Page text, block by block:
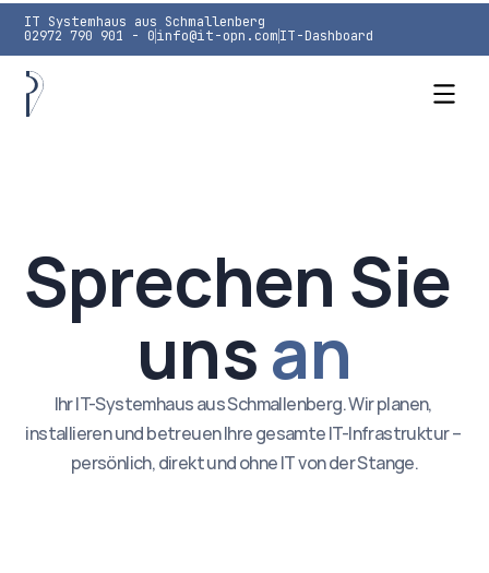
IT Systemhaus aus Schmallenberg
02972 790 901 - 0info@it-opn.comIT-Dashboard
Unternehmen
Sprechen Sie
uns an
Ihr IT-Systemhaus aus Schmallenberg. Wir planen,
installieren und betreuen Ihre gesamte IT-Infrastruktur –
persönlich, direkt und ohne IT von der Stange.